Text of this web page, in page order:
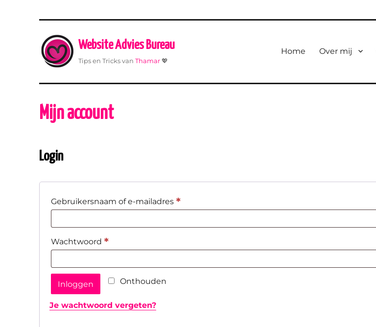
Website Advies Bureau
Tips en Tricks vanThamar💖
Home Over mij
Mijn account
Login
Gebruikersnaam of e-mailadres *
Wachtwoord *
Onthouden
Inloggen
Je wachtwoord vergeten?